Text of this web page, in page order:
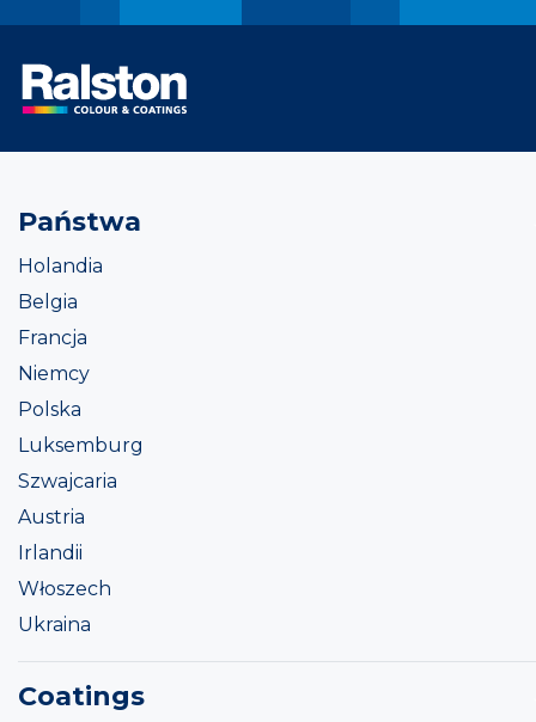
Państwa
Holandia
Belgia
Francja
Niemcy
Polska
Luksemburg
Szwajcaria
Austria
Irlandii
Włoszech
Ukraina
Coatings